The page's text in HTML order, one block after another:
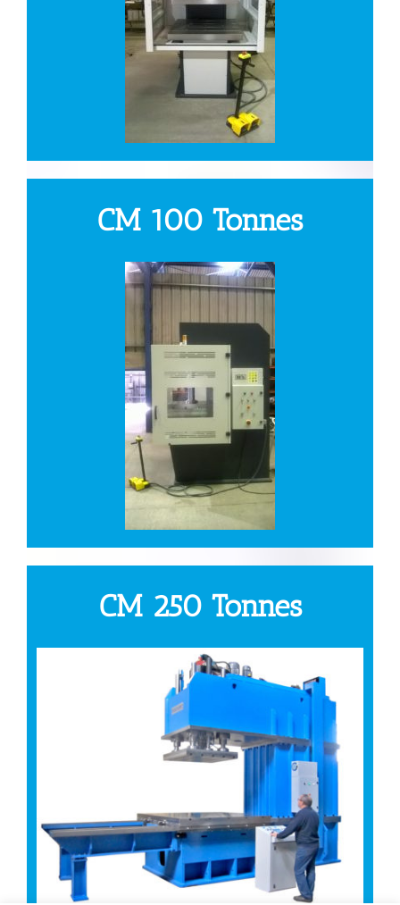
CM 100 Tonnes
CM 250 Tonnes